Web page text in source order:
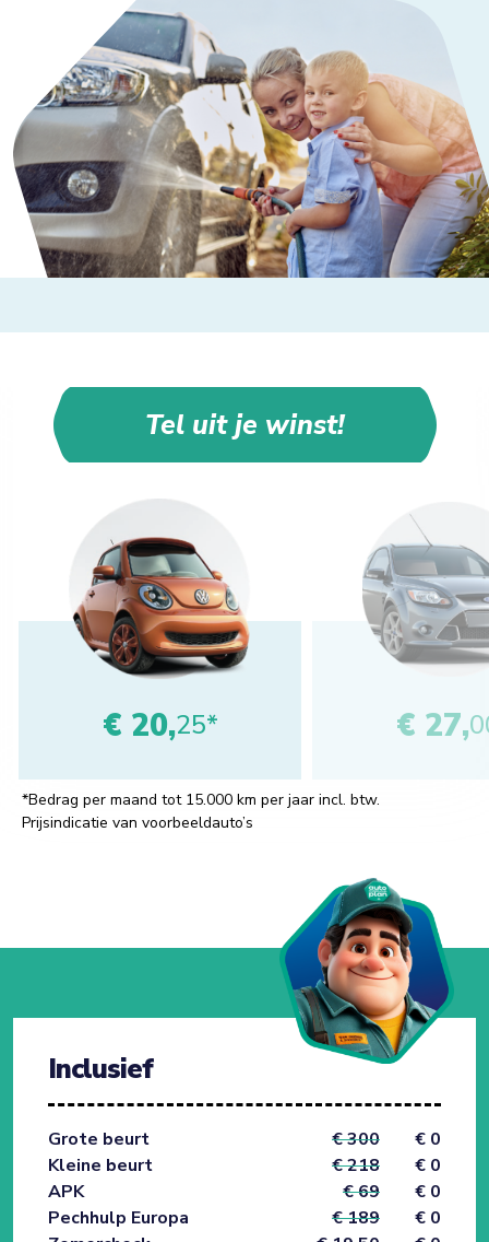
Tel uit je winst!
€ 20,25* € 27,
*Bedrag per maand tot 15.000 km per jaar incl. btw.
Prijsindicatie van voorbeeldauto’s
Inclusief
Grote beurt € 300
€ 0
Kleine beurt
€ 218
€ 0
APK
€ 69
€ 0
Pechhulp Europa
€ 189
€ 0